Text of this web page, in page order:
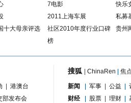
7电影
快乐
2011上海车展
私募
十大母亲评选
社区2010年度行业口碑
榜
贵州
港澳台
部发布会
搜狐 ChinaRen 焦
新闻 军事 公益
财经
股票 理财